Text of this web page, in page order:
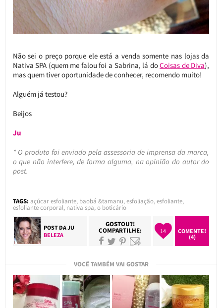
Não sei o preço porque ele está a venda somente nas lojas da
Nativa SPA (quem me falou foi a Sabrina, lá doCoisas de Diva),
mas quem tiver oportunidade de conhecer, recomendo muito!
Alguém já testou?
Beijos
Ju
* O produto foi enviado pela assessoria de imprensa da marca,
o que não interfere, de forma alguma, na opinião do autor do
post.
TAGS: açúcar esfoliante, baobá &tamanu,esfoliação,esfoliante,
esfoliante corporal, nativa spa,o boticário
POST DAJU
BELEZA
GOSTOU?!
COMPARTILHE: 14
COMENTE!
(4)
VOCÊ TAMBÉM VAI GOSTAR